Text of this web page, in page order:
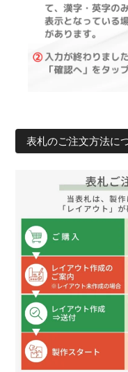
表札のご注文方法に